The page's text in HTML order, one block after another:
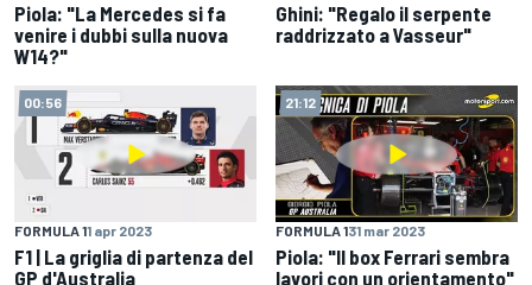
Piola: "La Mercedes si fa
venire i dubbi sulla nuova
W14?"
Ghini: "Regalo il serpente
raddrizzato a Vasseur"
00:56
FORMULA 11 apr 2023
F1 | La griglia di partenza del
GP d'Australia
21:12
FORMULA 131 mar 2023
Piola: "Il box Ferrari sembra
lavori con un orientamento"